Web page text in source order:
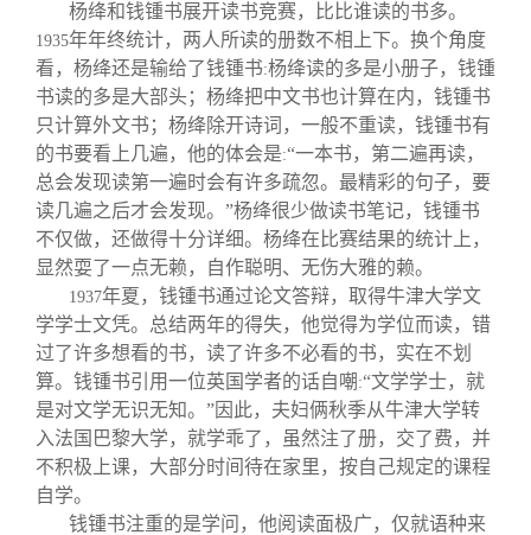
杨绛和钱锺书展开读书竞赛，比比谁读的书多。
1935年年终统计，两人所读的册数不相上下。换个角度
看，杨绛还是输给了钱锺书:杨绛读的多是小册子，钱锺
书读的多是大部头；杨绛把中文书也计算在内，钱锺书
只计算外文书；杨绛除开诗词，一般不重读，钱锺书有
的书要看上几遍，他的体会是:“一本书，第二遍再读，
总会发现读第一遍时会有许多疏忽。最精彩的句子，要
读几遍之后才会发现。”杨绛很少做读书笔记，钱锺书
不仅做，还做得十分详细。杨绛在比赛结果的统计上，
显然耍了一点无赖，自作聪明、无伤大雅的赖。
1937年夏，钱锺书通过论文答辩，取得牛津大学文
学学士文凭。总结两年的得失，他觉得为学位而读，错
过了许多想看的书，读了许多不必看的书，实在不划
算。钱锺书引用一位英国学者的话自嘲 :“文学学士，就
是对文学无识无知。”因此，夫妇俩秋季从牛津大学转
入法国巴黎大学，就学乖了，虽然注了册，交了费，并
不积极上课，大部分时间待在家里，按自己规定的课程
自学。
钱锺书注重的是学问，他阅读面极广，仅就语种来